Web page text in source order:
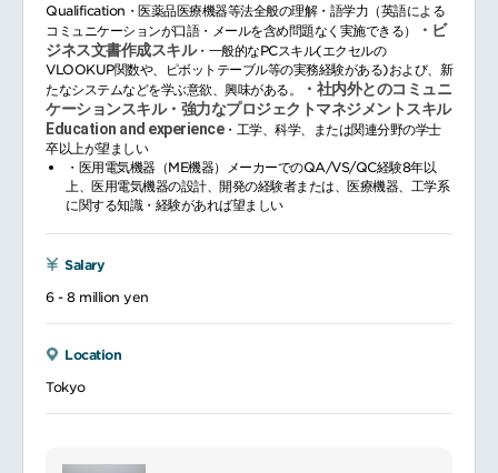
Qualification・医薬品医療機器等法全般の理解・語学力（英語による
コミュニケーションが口語・メールを含め問題なく実施できる）
・ビ
ジネス文書作成スキル・一般的なPCスキル(エクセルの
VLOOKUP関数や、ピボットテーブル等の実務経験がある)および、新
たなシステムなどを学ぶ意欲、興味がある。
・社内外とのコミュニ
ケーションスキル・強力なプロジェクトマネジメントスキル
Education and experience・工学、科学、または関連分野の学士
卒以上が望ましい
・医用電気機器（ME機器）メーカーでのQA/VS/QC経験8年以
上、医用電気機器の設計、開発の経験者または、医療機器、工学系
に関する知識・経験があれば望ましい
Salary
6 - 8 million yen
Location
Tokyo